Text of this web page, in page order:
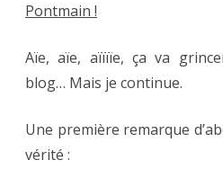
Pontmain !
Aïe, aïe, aïïïïe, ça va
blog… Mais je continue.
Une première remarque
vérité :